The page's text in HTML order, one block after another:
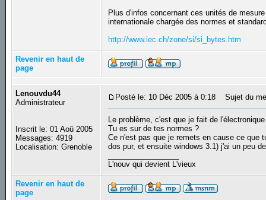
Plus d'infos concernant ces unités de
internationale chargée des normes et
http://www.iec.ch/zone/si/si_bytes.htm
Revenir en haut de
page
Lenouvdu44
Administrateur
Inscrit le: 01 Aoû 2005
Messages: 4919
Localisation: Grenoble
Posté le: 10 Déc 2005 à 0:18 Sujet du
Le problème, c'est que je fait de
Tu es sur de tes normes ?
Ce n'est pas que je remets en cause ce que
dos pur, et ensuite windows 3.1) j'ai un peu
L'nouv qui devient L'vieux
Revenir en haut de
page